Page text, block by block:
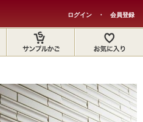
ログイン ・ 会員登録